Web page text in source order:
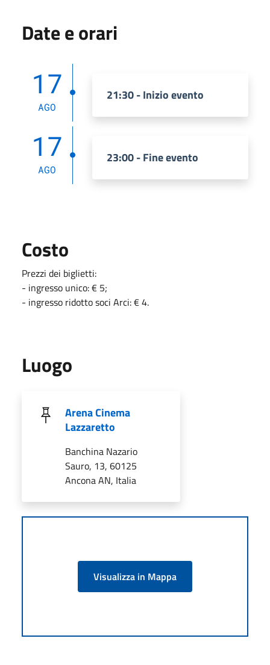
Date e orari
17
AGO
21:30 - Inizio evento
17
AGO
23:00 - Fine evento
Costo
Prezzi dei biglietti:
- ingresso unico: € 5;
- ingresso ridotto soci Arci: € 4.
Luogo
Arena Cinema
Lazzaretto
Banchina Nazario
Sauro, 13, 60125
Ancona AN, Italia
Visualizza in Mappa